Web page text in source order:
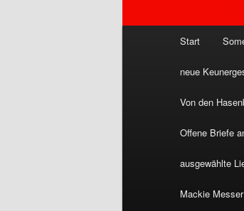
Start
neue
Von den
Offene Briefe
ausgewählte
Mackie